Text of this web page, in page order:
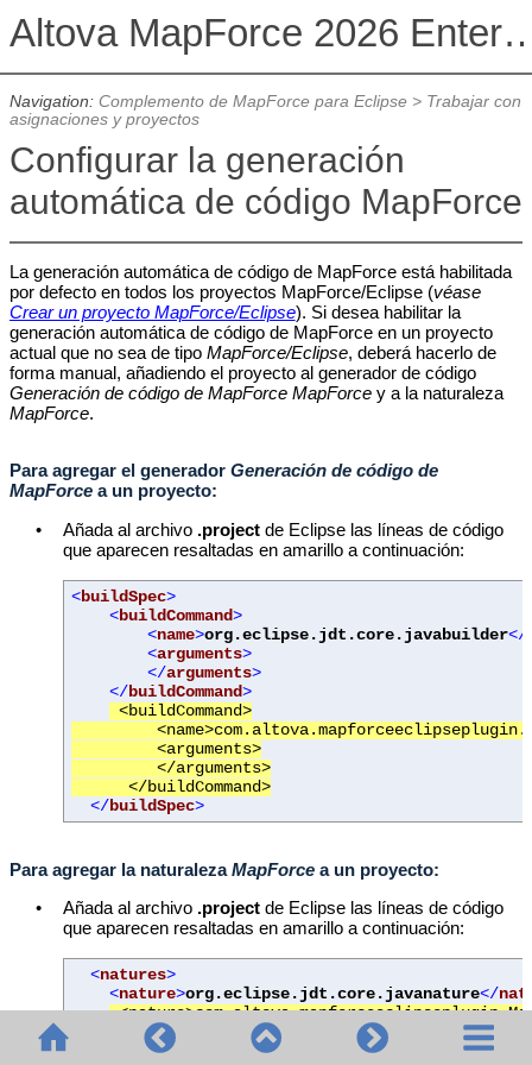
Altova MapForce 2026
Navigation: Complemento de MapForce para Eclipse> Trabajar con
asignaciones y proyectos
Configurar la generación
automática de código MapForce
La generación automática de código de MapForce está habilitada
por defecto en todos los proyectos MapForce/Eclipse (véase
Crear un proyecto MapForce/Eclipse). Si desea habilitar la
generación automática de código de MapForce en un proyecto
actual que no sea de tipo MapForce/Eclipse, deberá hacerlo de
forma manual, añadiendo el proyecto al generador de código
Generación de código de MapForce MapForce y a la naturaleza
MapForce.
Para agregar el generador Generación de código de
MapForcea un proyecto:
•
Añada al archivo .project de Eclipse las líneas de código
que aparecen resaltadas en amarillo a continuación:
<buildSpec>
<buildCommand>
<name>org.eclipse.jdt.core.javabuilder</
<arguments>
</arguments>
</buildCommand>
<buildCommand>
<arguments>
</arguments>
</buildCommand>
</buildSpec>
Para agregar la naturalezaMapForcea un proyecto:
•
Añada al archivo .project de Eclipse las líneas de código
que aparecen resaltadas en amarillo a continuación:
<natures>
<nature>org.eclipse.jdt.core.javanature</
natures>